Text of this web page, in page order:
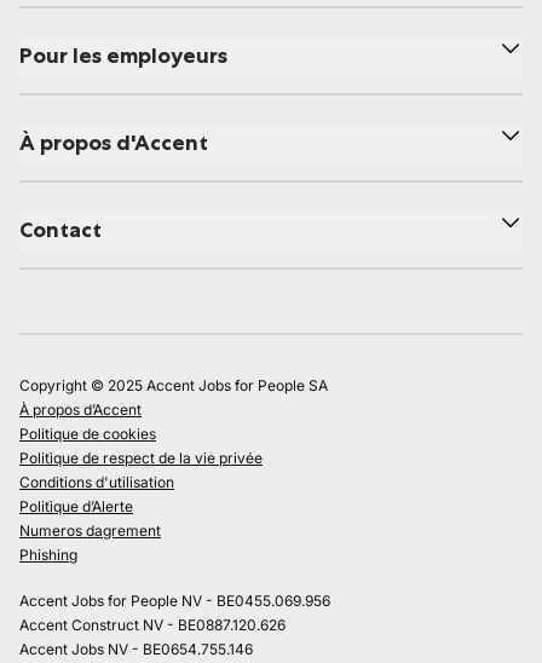
Pour les employeurs
À propos d'Accent
Contact
Copyright © 2025 Accent Jobs for People SA
À propos d’Accent
Politique de cookies
Politique de respect de la vie privée
Conditions d'utilisation
Politique d’Alerte
Numeros dagrement
Phishing
Accent Jobs for People NV - BE0455.069.956
Accent Construct NV - BE0887.120.626
Accent Jobs NV - BE0654.755.146